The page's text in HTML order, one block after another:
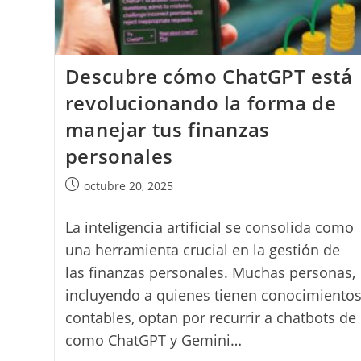
Descubre cómo ChatGPT está
revolucionando la forma de
manejar tus finanzas
personales
Publicación
la
entrada:
octubre 20, 2025
La inteligencia artificial se consolida como
una herramienta crucial en la gestión de
las finanzas personales. Muchas personas,
incluyendo a quienes tienen conocimientos
contables, optan por recurrir a chatbots de
como ChatGPT y Gemini…